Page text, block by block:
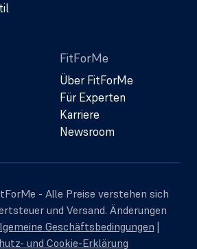
FitForMe
Über FitForMe
Für Experten
Karriere
Newsroom
- Alle Preise verstehen sich
und Versand. Änderungen
Geschäftsbedingungen |
und Cookie-Erklärung